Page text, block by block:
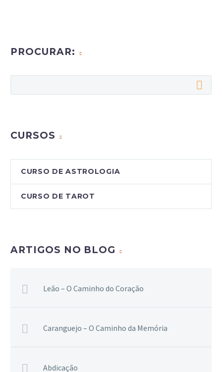
PROCURAR:
CURSOS
CURSO DE ASTROLOGIA
CURSO DE TAROT
ARTIGOS NO BLOG
Leão – O Caminho do Coração
Caranguejo – O Caminho da Memória
Abdicação